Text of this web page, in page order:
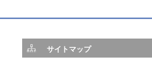
サイトマップ